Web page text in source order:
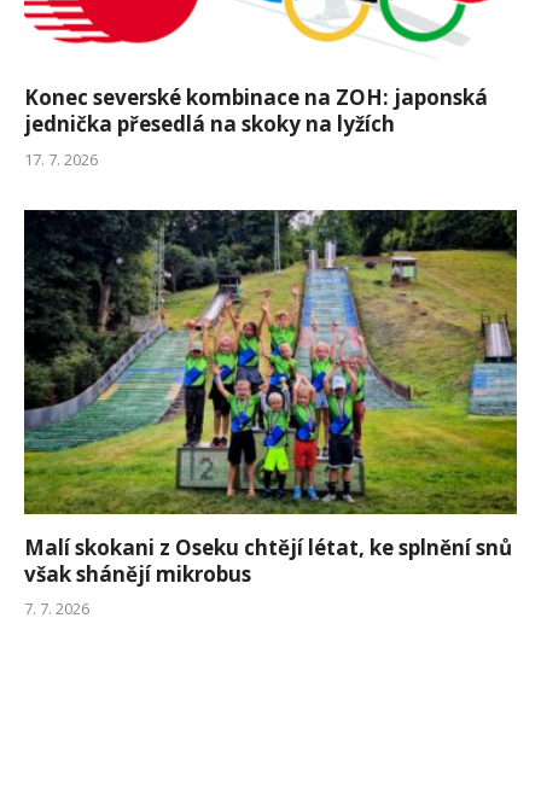
Konec severské kombinace na ZOH: japonská
jednička přesedlá na skoky na lyžích
17. 7. 2026
Malí skokani z Oseku chtějí létat, ke splnění snů
však shánějí mikrobus
7. 7. 2026